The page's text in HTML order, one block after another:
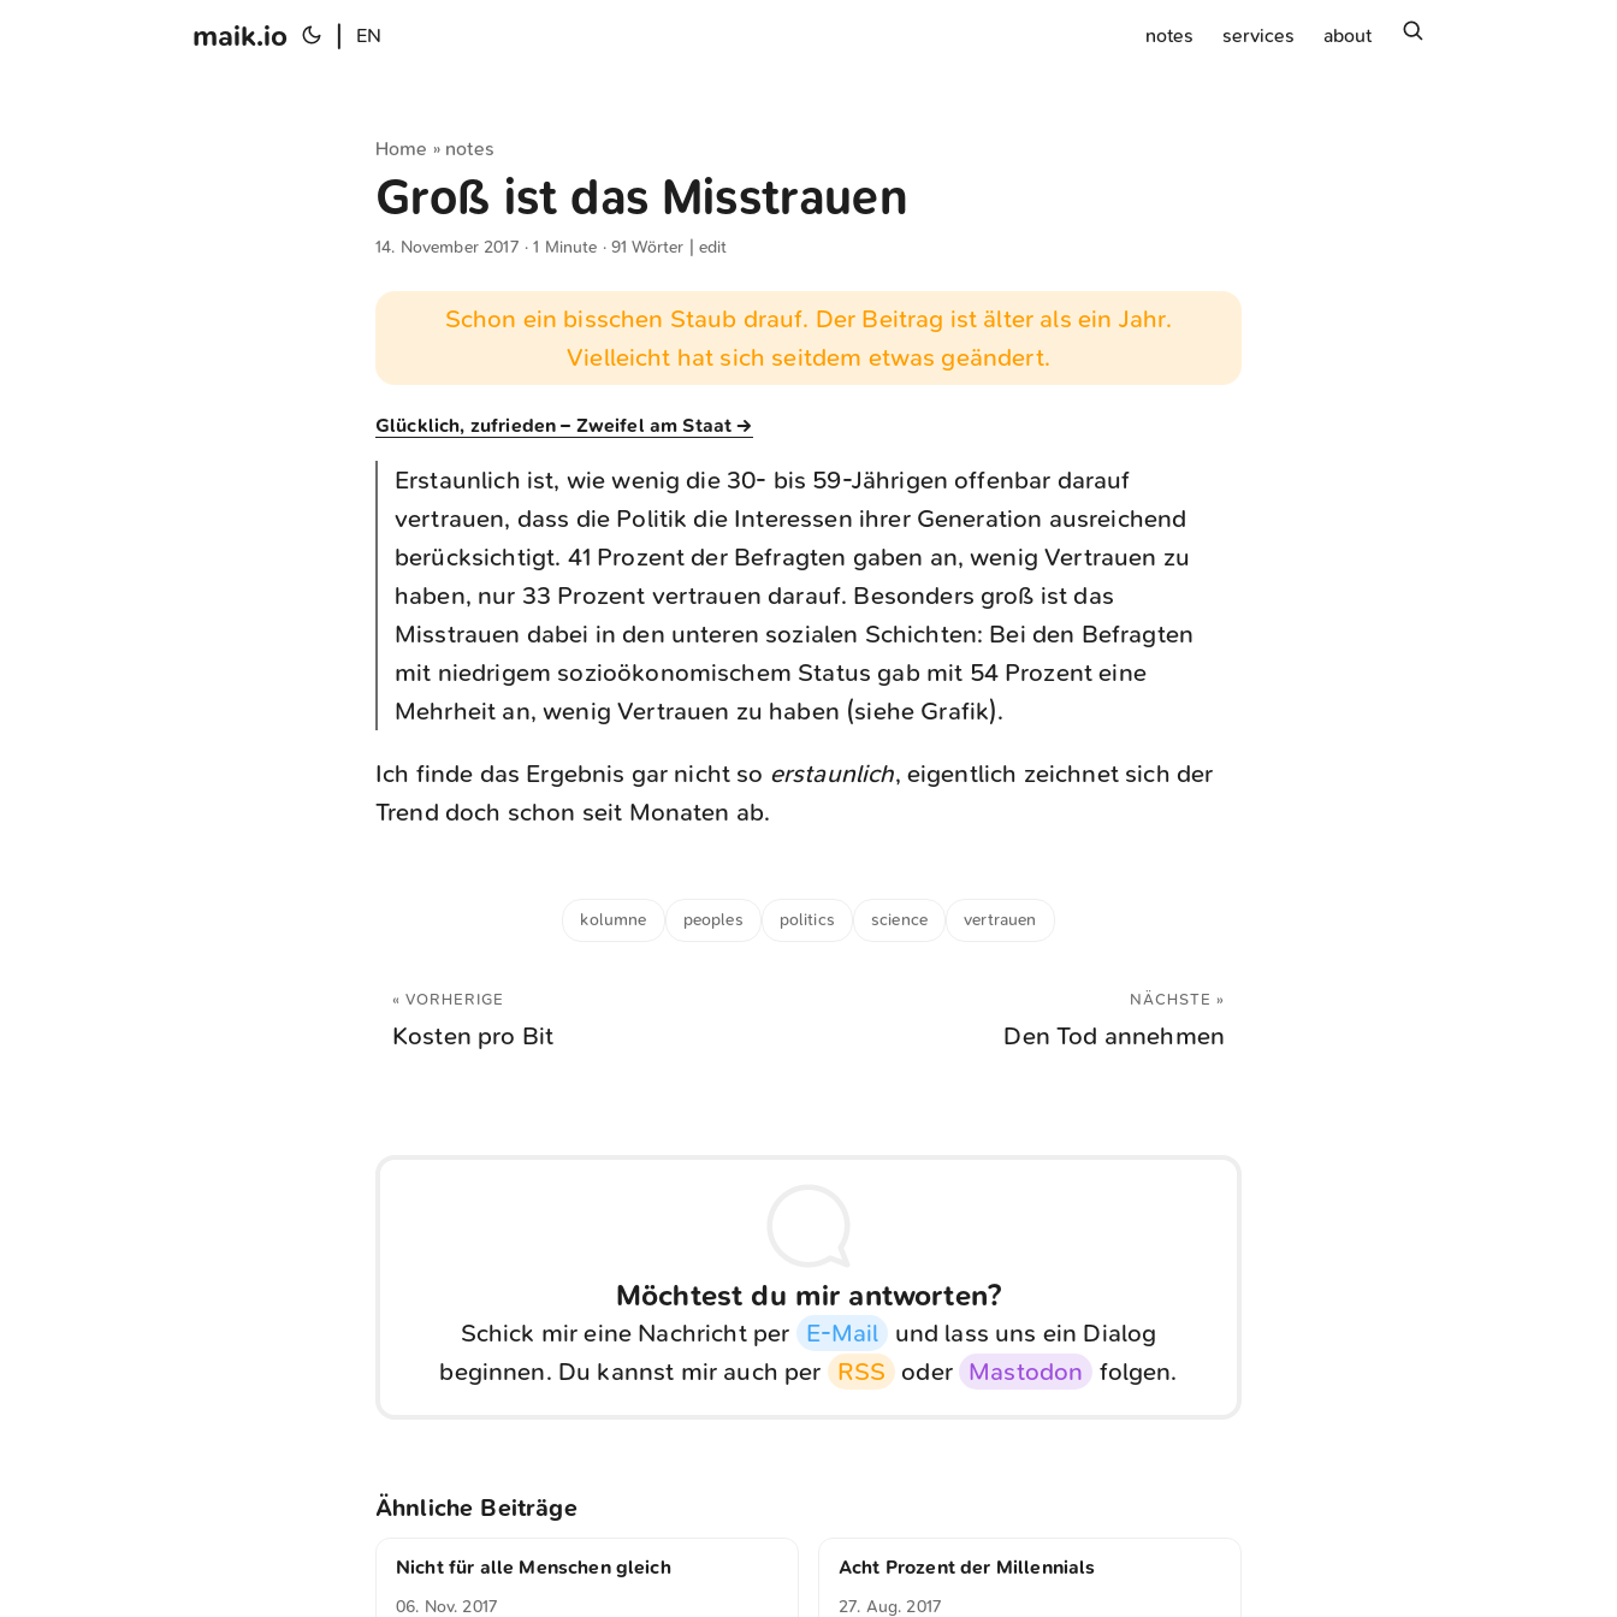
maik.io EN notes services about
Home » notes
Groß ist das Misstrauen
14. November 2017 · 1 Minute · 91 Wörter | edit
Schon ein bisschen Staub drauf. Der Beitrag ist älter als ein Jahr.
Vielleicht hat sich seitdem etwas geändert.
Glücklich, zufrieden – Zweifel am Staat →
Erstaunlich ist, wie wenig die 30- bis 59-Jährigen offenbar darauf
vertrauen, dass die Politik die Interessen ihrer Generation ausreichend
berücksichtigt. 41 Prozent der Befragten gaben an, wenig Vertrauen zu
haben, nur 33 Prozent vertrauen darauf. Besonders groß ist das
Misstrauen dabei in den unteren sozialen Schichten: Bei den Befragten
mit niedrigem sozioökonomischem Status gab mit 54 Prozent eine
Mehrheit an, wenig Vertrauen zu haben (siehe Grafik).
Ich finde das Ergebnis gar nicht so erstaunlich, eigentlich zeichnet sich der
Trend doch schon seit Monaten ab.
kolumne peoples politics science vertrauen
« VORHERIGE
Kosten pro Bit
NÄCHSTE »
Den Tod annehmen
Möchtest du mir antworten?
Schick mir eine Nachricht per E-Mail
und lass uns ein Dialog
beginnen. Du kannst mir auch per
RSS oder Mastodon folgen.
Ähnliche Beiträge
Nicht für alle Menschen gleich
06. Nov. 2017
Acht Prozent der Millennials
27. Aug. 2017